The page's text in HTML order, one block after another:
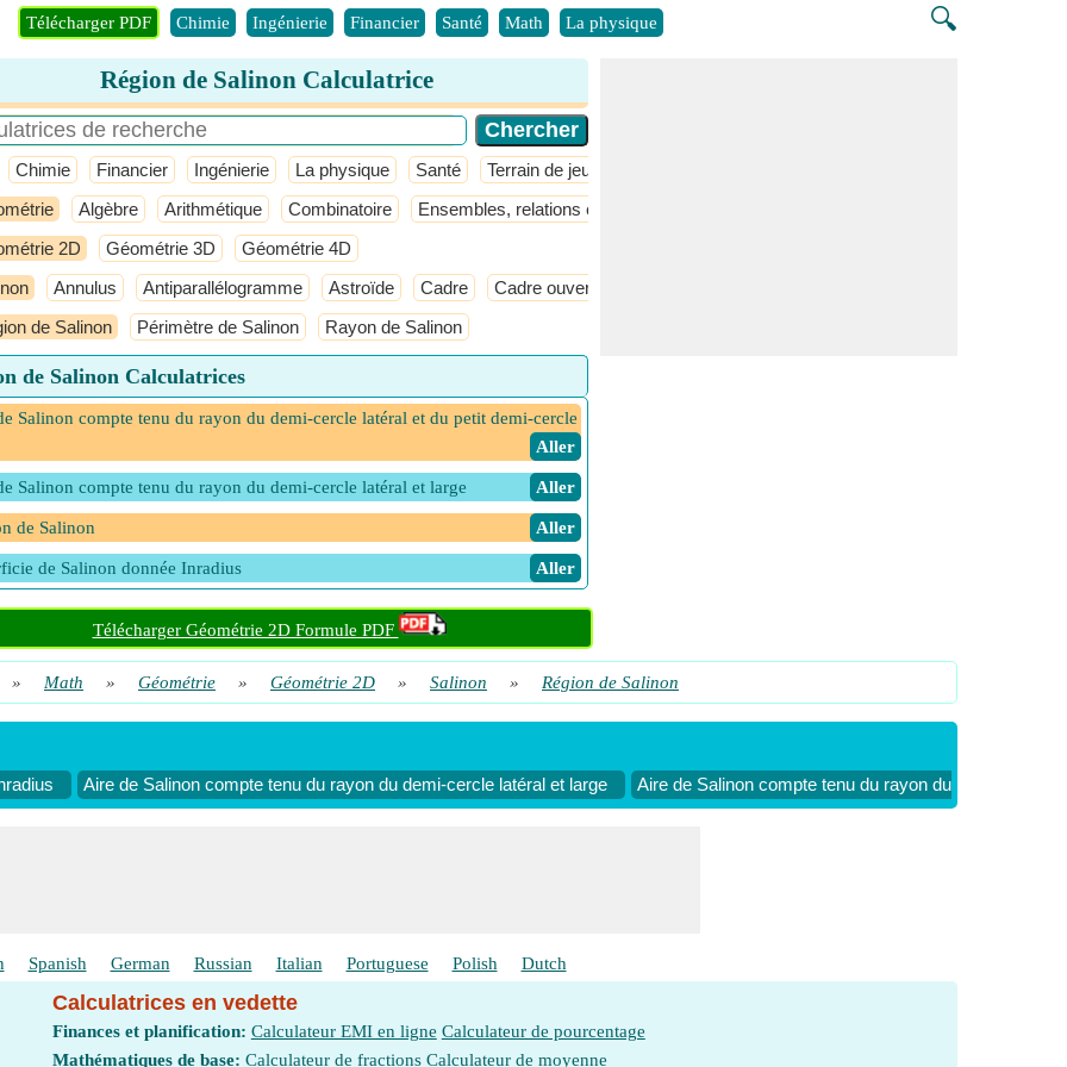
🔍
Télécharger PDF Chimie Ingénierie Financier Santé Math La physique
Région de Salinon Calculatrice
Chimie Financier Ingénierie La physique Santé Terrain de jeux
Algèbre Arithmétique Combinatoire Ensembles, relations et fonctions
2D Géométrie 3D Géométrie 4D
Annulus Antiparallélogramme Astroïde Cadre Cadre ouvert
de Salinon Périmètre de Salinon Rayon de Salinon
de Salinon Calculatrices
Salinon compte tenu du rayon du demi-cercle latéral et du petit demi-cercle
​ Aller
Salinon compte tenu du rayon du demi-cercle latéral et large ​ Aller
de Salinon ​ Aller
de Salinon donnée Inradius ​ Aller
Télécharger Géométrie 2D Formule PDF
» Math » Géométrie » Géométrie 2D » Salinon » Région de Salinon
Aire de Salinon compte tenu du rayon du demi-cercle latéral et large Aire de Salinon compte tenu du rayon du demi-cercle
Spanish German Russian Italian Portuguese Polish Dutch
Calculatrices en vedette
Finances et planification: Calculateur EMI en ligne Calculateur de pourcentage
Mathématiques de base: Calculateur de fractions Calculateur de moyenne